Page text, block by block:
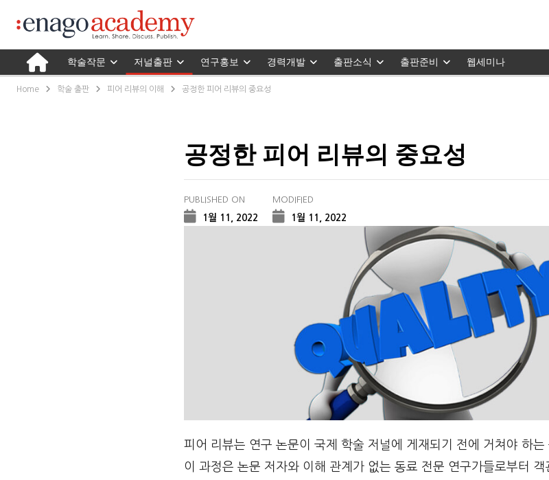
학술작문 저널출판 연구홍보 경력개발 출판소식 출판준비 웹세미나
Home 학술 출판 피어 리뷰의 이해 공정한 피어 리뷰의 중요성
공정한 피어 리뷰의 중요성
PUBLISHED ON
1월 11, 2022
MODIFIED
1월 11, 2022
피어 리뷰는 연구 논문이 국제 학술 저널에 게재되기 전에 거쳐야 하는
이 과정은 논문 저자와 이해 관계가 없는 동료 전문 연구가들로부터